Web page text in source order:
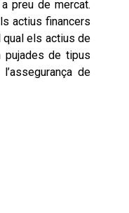
preu de mercat.
actius financers
qual els actius de
de tipus
de